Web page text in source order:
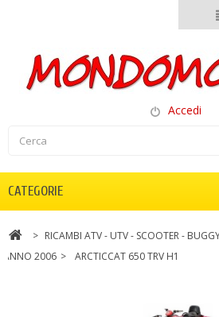
Accedi
CATEGORIE
> RICAMBI ATV - UTV - SCOOTER -
ANNO 2006 > ARCTICCAT 650 TRV H1